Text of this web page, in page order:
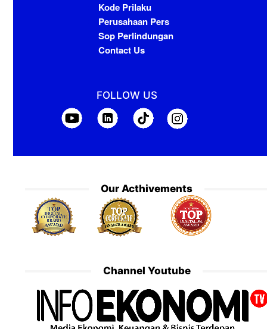
Kode Prilaku
Perusahaan Pers
Sop Perlindungan
Contact Us
FOLLOW US
Our Acthivements
Channel Youtube